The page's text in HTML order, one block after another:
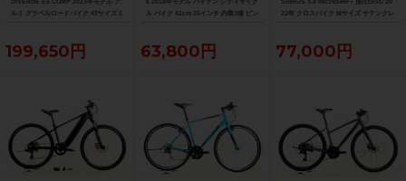
ルミ グラベルロードバイク 49サイズ 1
199,650円
ル バイク 42cm 26インチ 内装3速 ピン
63,800円
22年 クロスバイク Mサイズ サテンクレ
77,000円